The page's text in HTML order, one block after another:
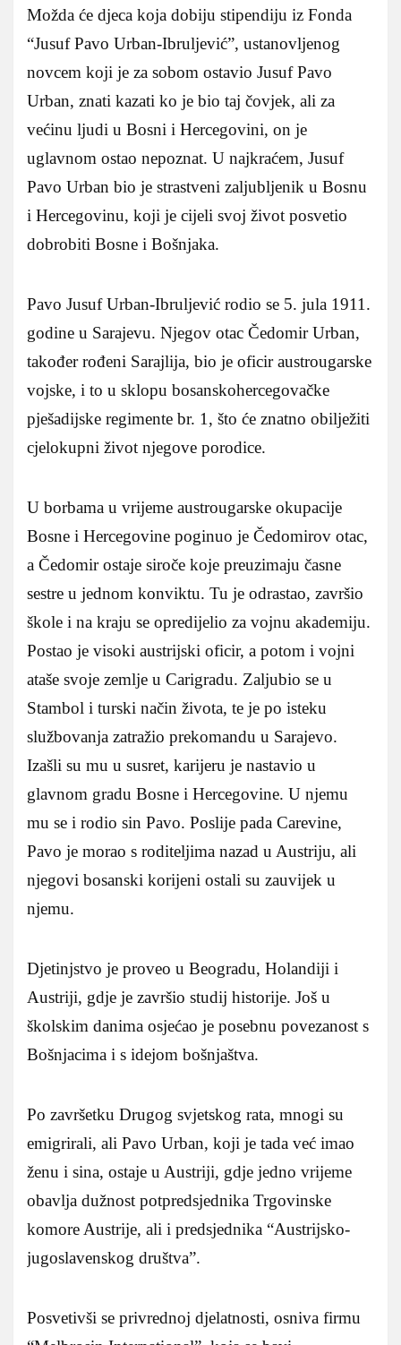
Možda će djeca koja dobiju stipendiju iz Fonda
“Jusuf Pavo Urban-Ibruljević”, ustanovljenog
novcem koji je za sobom ostavio Jusuf Pavo
Urban, znati kazati ko je bio taj čovjek, ali za
većinu ljudi u Bosni i Hercegovini, on je
uglavnom ostao nepoznat. U najkraćem, Jusuf
Pavo Urban bio je strastveni zaljubljenik u Bosnu
i Hercegovinu, koji je cijeli svoj život posvetio
dobrobiti Bosne i Bošnjaka.
Pavo Jusuf Urban-Ibruljević rodio se 5. jula 1911.
godine u Sarajevu. Njegov otac Čedomir Urban,
također rođeni Sarajlija, bio je oficir austrougarske
vojske, i to u sklopu bosanskohercegovačke
pješadijske regimente br. 1, što će znatno obilježiti
cjelokupni život njegove porodice.
U borbama u vrijeme austrougarske okupacije
Bosne i Hercegovine poginuo je Čedomirov otac,
a Čedomir ostaje siroče koje preuzimaju časne
sestre u jednom konviktu. Tu je odrastao, završio
škole i na kraju se opredijelio za vojnu akademiju.
Postao je visoki austrijski oficir, a potom i vojni
ataše svoje zemlje u Carigradu. Zaljubio se u
Stambol i turski način života, te je po isteku
službovanja zatražio prekomandu u Sarajevo.
Izašli su mu u susret, karijeru je nastavio u
glavnom gradu Bosne i Hercegovine. U njemu
mu se i rodio sin Pavo. Poslije pada Carevine,
Pavo je morao s roditeljima nazad u Austriju, ali
njegovi bosanski korijeni ostali su zauvijek u
njemu.
Djetinjstvo je proveo u Beogradu, Holandiji i
Austriji, gdje je završio studij historije. Još u
školskim danima osjećao je posebnu povezanost s
Bošnjacima i s idejom bošnjaštva.
Po završetku Drugog svjetskog rata, mnogi su
emigrirali, ali Pavo Urban, koji je tada već imao
ženu i sina, ostaje u Austriji, gdje jedno vrijeme
obavlja dužnost potpredsjednika Trgovinske
komore Austrije, ali i predsjednika “Austrijsko-
jugoslavenskog društva”.
Posvetivši se privrednoj djelatnosti, osniva firmu